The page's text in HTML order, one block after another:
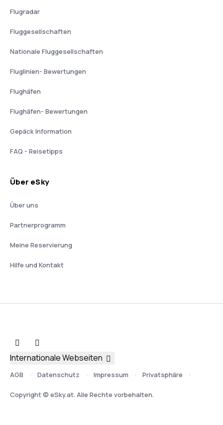
Flugradar
Fluggesellschaften
Nationale Fluggesellschaften
Fluglinien- Bewertungen
Flughäfen
Flughäfen- Bewertungen
Gepäck Information
FAQ - Reisetipps
Über eSky
Über uns
Partnerprogramm
Meine Reservierung
Hilfe und Kontakt
AGB Datenschutz Impressum Privatsphäre
Copyright © eSky.at. Alle Rechte vorbehalten.
Internationale Webseiten